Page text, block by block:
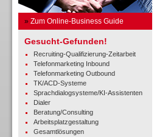
» Zum Online-Business Guide
Gesucht-Gefunden!
Recruiting-Qualifizierung-Zeitarbeit
Telefonmarketing Inbound
Telefonmarketing Outbound
TK/ACD-Systeme
Sprachdialogsysteme/KI-Assistenten
Dialer
Beratung/Consulting
Arbeitsplatzgestaltung
Gesamtlösungen